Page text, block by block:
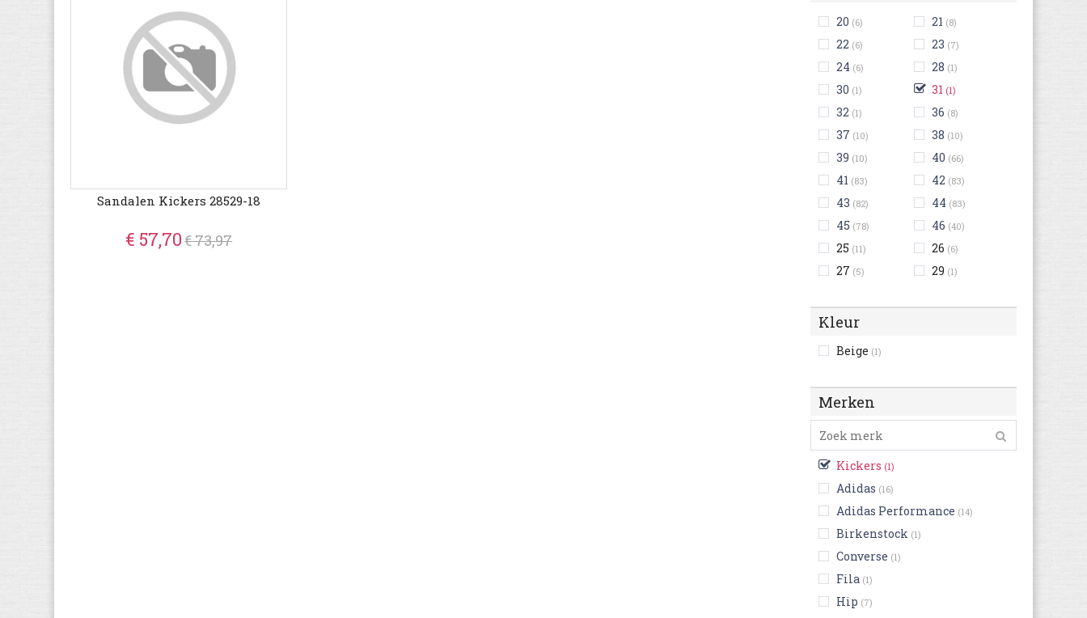
20 (6) 21 (8)
22 (6) 23 (7)
24 (6) 28 (1)
30 (1) 31 (1)
32 (1) 36 (8)
37 (10) 38 (10)
39 (10) 40 (66)
41 (83) 42 (83)
43 (82) 44 (83)
45 (78) 46 (40)
25 (11) 26 (6)
27 (5) 29 (1)
Kleur
Beige (1)
Merken
Kickers (1)
Adidas (16)
Adidas Performance (14)
Birkenstock (1)
Converse (1)
Fila (1)
Hip (7)
Sandalen Kickers 28529-18
€ 57,70€ 73,97